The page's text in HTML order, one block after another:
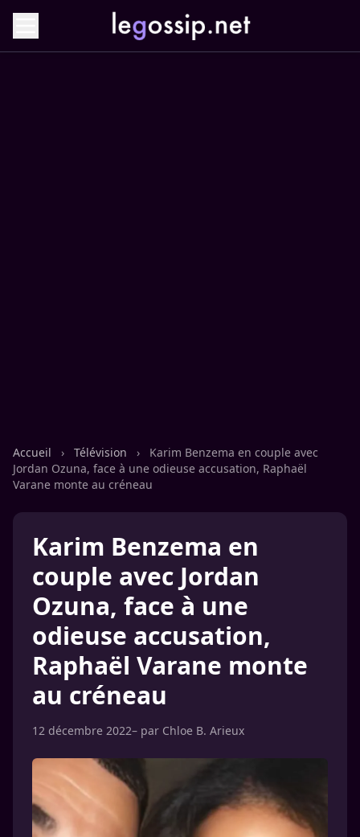
Accueil › Télévision ›
Karim Benzema en couple avec
Jordan Ozuna, face à une odieuse accusation, Raphaël
Varane monte au créneau
Karim Benzema en
couple avec Jordan
Ozuna, face à une
odieuse accusation,
Raphaël Varane monte
au créneau
12 décembre 2022– par Chloe B. Arieux